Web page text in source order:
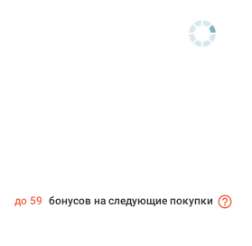
до 59 бонусов на следующие покупки